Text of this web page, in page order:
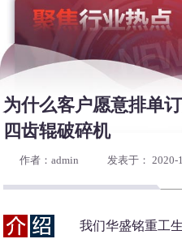
为什么客户愿意排单
四齿辊破碎机
作者：admin 发表于： 2020-
我们华盛铭重工